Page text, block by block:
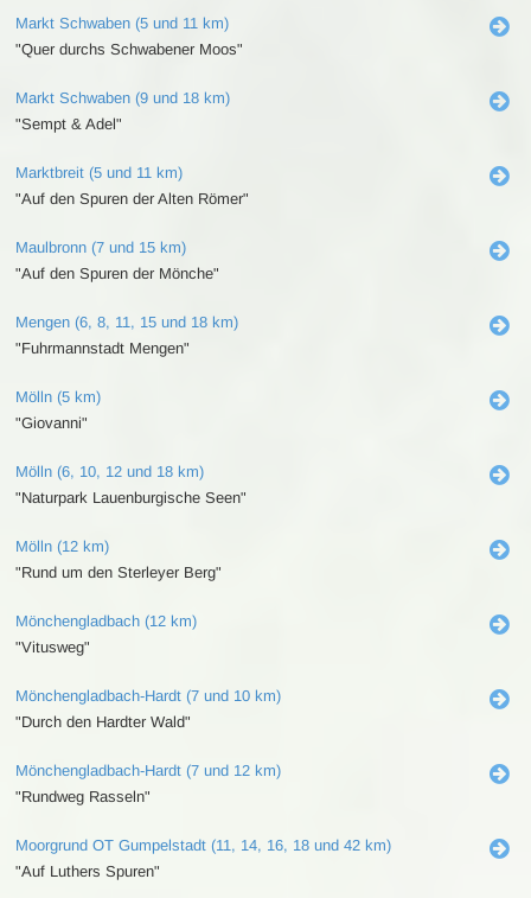
Markt Schwaben (5 und 11 km)
"Quer durchs Schwabener Moos"
Markt Schwaben (9 und 18 km)
"Sempt & Adel"
Marktbreit (5 und 11 km)
"Auf den Spuren der Alten Römer"
Maulbronn (7 und 15 km)
"Auf den Spuren der Mönche"
Mengen (6, 8, 11, 15 und 18 km)
"Fuhrmannstadt Mengen"
Mölln (5 km)
"Giovanni"
Mölln (6, 10, 12 und 18 km)
"Naturpark Lauenburgische Seen"
Mölln (12 km)
"Rund um den Sterleyer Berg"
Mönchengladbach (12 km)
"Vitusweg"
Mönchengladbach-Hardt (7 und 10 km)
"Durch den Hardter Wald"
Mönchengladbach-Hardt (7 und 12 km)
"Rundweg Rasseln"
Moorgrund OT Gumpelstadt (11, 14, 16, 18 und 42 km)
"Auf Luthers Spuren"